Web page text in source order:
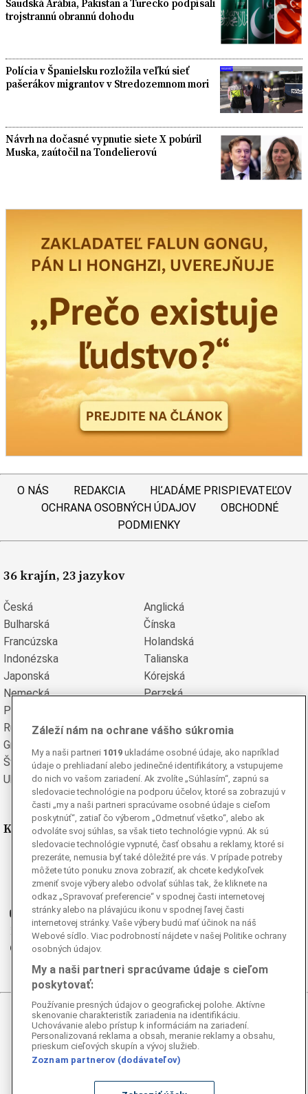
Saudská Arábia, Pakistan a Turecko podpísali
trojstrannú obrannú dohodu
Polícia v Španielsku rozložila veľkú sieť
pašerákov migrantov v Stredozemnom mori
Návrh na dočasné vypnutie siete X pobúril
Muska, zaútočil na Tondelierovú
O NÁS REDAKCIA
HĽADÁME PRISPIEVATEĽOV
OCHRANA OSOBNÝCH ÚDAJOV
OBCHODNÉ
PODMIENKY
36 krajín, 23 jazykov
Česká
Anglická
Bulharská
Čínska
Francúzska
Holandská
Indonézska
Talianska
Japonská
Kórejská
Nemecká
Perzská
Poľská
Rumunská
Ruská
Grécka
Švédska
Turecká
Ukrajinská
Vietnamská
Kde nás nájdete
Facebook
Instagram
Ganjing
Youtube
Twitter
Telegram
RSS
© 2026 Epoch Times Slovensko
Všetky práva vyhradené. Publikovanie alebo ďalšie šírenie
správ a fotografií zo zdrojov TASR je bez
Záleží nám na ochrane vášho súkromia
My a naši partneri 1019 ukladáme osobné údaje, ako napríklad
údaje o prehliadaní alebo jedinečné identifikátory, a vstupujeme
do nich vo vašom zariadení. Ak zvolíte „Súhlasím“, zapnú sa
sledovacie technológie na podporu účelov, ktoré sa zobrazujú v
časti „my a naši partneri spracúvame osobné údaje s cieľom
poskytnúť“, zatiaľ čo výberom „Odmetnuť všetko“, alebo ak
odvoláte svoj súhlas, sa však tieto technológie vypnú. Ak sú
sledovacie technológie vypnuté, časť obsahu a reklamy, ktoré si
prezeráte, nemusia byť také dôležité pre vás. V prípade potreby
môžete túto ponuku znova zobraziť, ak chcete kedykoľvek
zmeniť svoje výbery alebo odvolať súhlas tak, že kliknete na
odkaz „Spravovať preferencie“ v spodnej časti internetovej
stránky alebo na plávajúcu ikonu v spodnej ľavej časti
internetovej stránky. Vaše výbery budú mať účinok na náš
Webové sídlo. Viac podrobností nájdete v našej Politike ochrany
osobných údajov.
My a naši partneri spracúvame údaje s cieľom
poskytovať:
Používanie presných údajov o geografickej polohe. Aktívne
skenovanie charakteristík zariadenia na identifikáciu.
Uchovávanie alebo prístup k informáciám na zariadení.
Personalizovaná reklama a obsah, meranie reklamy a obsahu,
prieskum cieľových skupín a vývoj služieb.
Zoznam partnerov (dodávateľov)